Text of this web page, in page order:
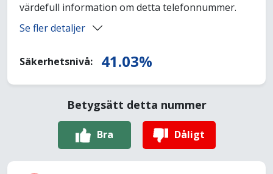
värdefull information om detta telefonnummer.
Se fler detaljer
Säkerhetsnivå: 41.03%
Betygsätt detta nummer
Bra Dåligt